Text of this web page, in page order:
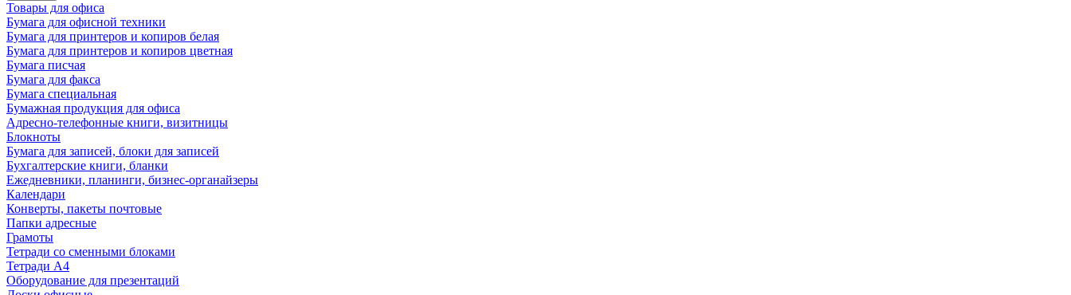
Товары для офиса
Бумага для офисной техники
Бумага для принтеров и копиров белая
Бумага для принтеров и копиров цветная
Бумага писчая
Бумага для факса
Бумага специальная
Бумажная продукция для офиса
Адресно-телефонные книги, визитницы
Блокноты
Бумага для записей, блоки для записей
Бухгалтерские книги, бланки
Ежедневники, планинги, бизнес-органайзеры
Календари
Конверты, пакеты почтовые
Папки адресные
Грамоты
Тетради со сменными блоками
Тетради А4
Оборудование для презентаций